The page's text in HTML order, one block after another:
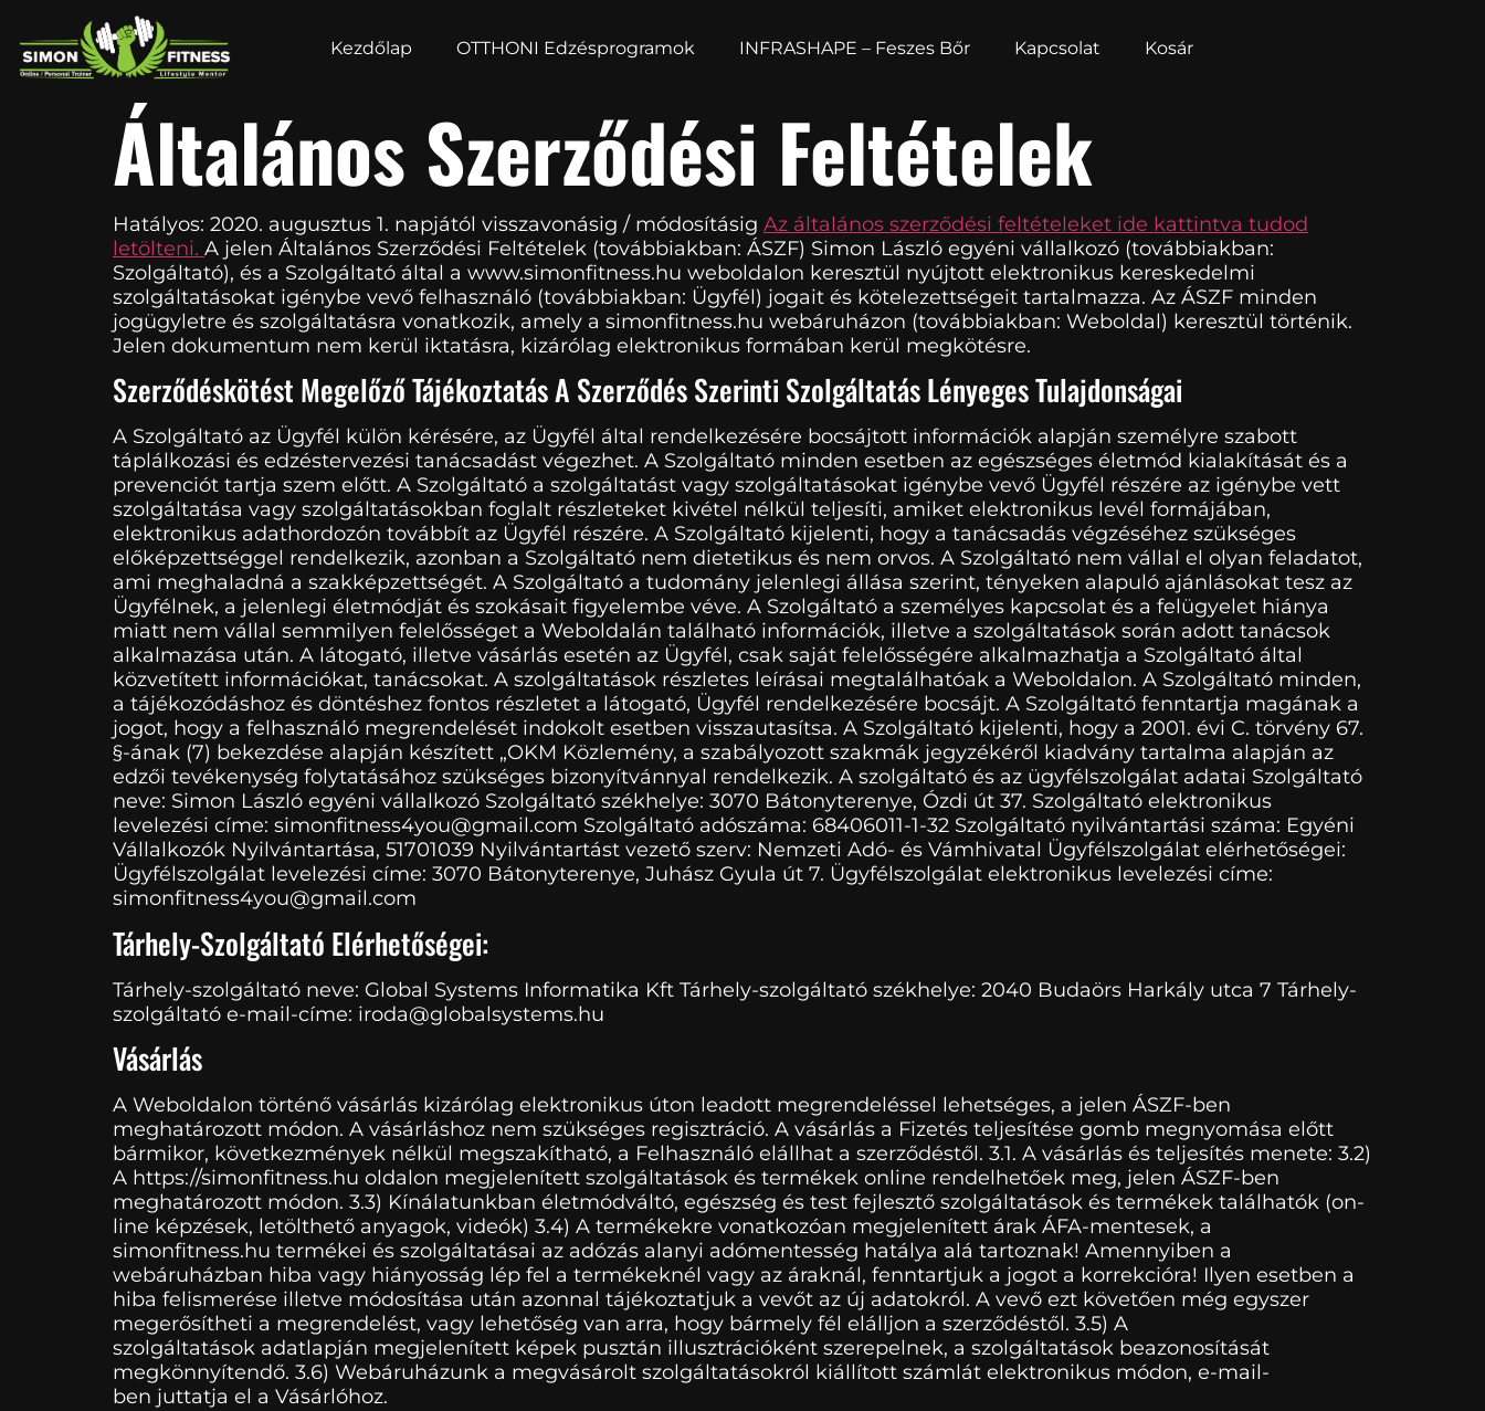
Kezdőlap OTTHONI Edzésprogramok INFRASHAPE – Feszes Bőr Kapcsolat Kosár
Általános Szerződési Feltételek
Hatályos: 2020. augusztus 1. napjától visszavonásig / módosításig Az általános szerződési feltételeket ide kattintva tudod
letölteni. A jelen Általános Szerződési Feltételek (továbbiakban: ÁSZF) Simon László egyéni vállalkozó (továbbiakban:
Szolgáltató), és a Szolgáltató által a www.simonfitness.hu weboldalon keresztül nyújtott elektronikus kereskedelmi
szolgáltatásokat igénybe vevő felhasználó (továbbiakban: Ügyfél) jogait és kötelezettségeit tartalmazza. Az ÁSZF minden
jogügyletre és szolgáltatásra vonatkozik, amely a simonfitness.hu webáruházon (továbbiakban: Weboldal) keresztül történik.
Jelen dokumentum nem kerül iktatásra, kizárólag elektronikus formában kerül megkötésre.
Szerződéskötést Megelőző Tájékoztatás A Szerződés Szerinti Szolgáltatás Lényeges Tulajdonságai
A Szolgáltató az Ügyfél külön kérésére, az Ügyfél által rendelkezésére bocsájtott információk alapján személyre szabott
táplálkozási és edzéstervezési tanácsadást végezhet. A Szolgáltató minden esetben az egészséges életmód kialakítását és a
prevenciót tartja szem előtt. A Szolgáltató a szolgáltatást vagy szolgáltatásokat igénybe vevő Ügyfél részére az igénybe vett
szolgáltatása vagy szolgáltatásokban foglalt részleteket kivétel nélkül teljesíti, amiket elektronikus levél formájában,
elektronikus adathordozón továbbít az Ügyfél részére. A Szolgáltató kijelenti, hogy a tanácsadás végzéséhez szükséges
előképzettséggel rendelkezik, azonban a Szolgáltató nem dietetikus és nem orvos. A Szolgáltató nem vállal el olyan feladatot,
ami meghaladná a szakképzettségét. A Szolgáltató a tudomány jelenlegi állása szerint, tényeken alapuló ajánlásokat tesz az
Ügyfélnek, a jelenlegi életmódját és szokásait figyelembe véve. A Szolgáltató a személyes kapcsolat és a felügyelet hiánya
miatt nem vállal semmilyen felelősséget a Weboldalán található információk, illetve a szolgáltatások során adott tanácsok
alkalmazása után. A látogató, illetve vásárlás esetén az Ügyfél, csak saját felelősségére alkalmazhatja a Szolgáltató által
közvetített információkat, tanácsokat. A szolgáltatások részletes leírásai megtalálhatóak a Weboldalon. A Szolgáltató minden,
a tájékozódáshoz és döntéshez fontos részletet a látogató, Ügyfél rendelkezésére bocsájt. A Szolgáltató fenntartja magának a
jogot, hogy a felhasználó megrendelését indokolt esetben visszautasítsa. A Szolgáltató kijelenti, hogy a 2001. évi C. törvény 67.
§-ának (7) bekezdése alapján készített „OKM Közlemény, a szabályozott szakmák jegyzékéről kiadvány tartalma alapján az
edzői tevékenység folytatásához szükséges bizonyítvánnyal rendelkezik. A szolgáltató és az ügyfélszolgálat adatai Szolgáltató
neve: Simon László egyéni vállalkozó Szolgáltató székhelye: 3070 Bátonyterenye, Ózdi út 37. Szolgáltató elektronikus
levelezési címe: simonfitness4you@gmail.com Szolgáltató adószáma: 68406011-1-32 Szolgáltató nyilvántartási száma: Egyéni
Vállalkozók Nyilvántartása, 51701039 Nyilvántartást vezető szerv: Nemzeti Adó- és Vámhivatal Ügyfélszolgálat elérhetőségei:
Ügyfélszolgálat levelezési címe: 3070 Bátonyterenye, Juhász Gyula út 7. Ügyfélszolgálat elektronikus levelezési címe:
simonfitness4you@gmail.com
Tárhely-Szolgáltató Elérhetőségei:
Tárhely-szolgáltató neve: Global Systems Informatika Kft Tárhely-szolgáltató székhelye: 2040 Budaörs Harkály utca 7 Tárhely-
szolgáltató e-mail-címe: iroda@globalsystems.hu
Vásárlás
A Weboldalon történő vásárlás kizárólag elektronikus úton leadott megrendeléssel lehetséges, a jelen ÁSZF-ben
meghatározott módon. A vásárláshoz nem szükséges regisztráció. A vásárlás a Fizetés teljesítése gomb megnyomása előtt
bármikor, következmények nélkül megszakítható, a Felhasználó elállhat a szerződéstől. 3.1. A vásárlás és teljesítés menete: 3.2)
A https://simonfitness.hu oldalon megjelenített szolgáltatások és termékek online rendelhetőek meg, jelen ÁSZF-ben
meghatározott módon. 3.3) Kínálatunkban életmódváltó, egészség és test fejlesztő szolgáltatások és termékek találhatók (on-
line képzések, letölthető anyagok, videók) 3.4) A termékekre vonatkozóan megjelenített árak ÁFA-mentesek, a
simonfitness.hu termékei és szolgáltatásai az adózás alanyi adómentesség hatálya alá tartoznak! Amennyiben a
webáruházban hiba vagy hiányosság lép fel a termékeknél vagy az áraknál, fenntartjuk a jogot a korrekcióra! Ilyen esetben a
hiba felismerése illetve módosítása után azonnal tájékoztatjuk a vevőt az új adatokról. A vevő ezt követően még egyszer
megerősítheti a megrendelést, vagy lehetőség van arra, hogy bármely fél elálljon a szerződéstől. 3.5) A
szolgáltatások adatlapján megjelenített képek pusztán illusztrációként szerepelnek, a szolgáltatások beazonosítását
megkönnyítendő. 3.6) Webáruházunk a megvásárolt szolgáltatásokról kiállított számlát elektronikus módon, e-mail-
ben juttatja el a Vásárlóhoz.